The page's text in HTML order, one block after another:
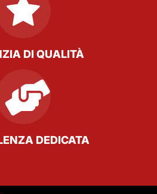
DI QUALITÀ
DEDICATA